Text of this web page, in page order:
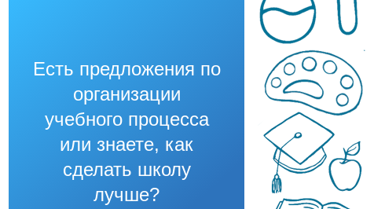
Есть предложения по
организации
учебного процесса
или знаете, как
сделать школу
лучше?